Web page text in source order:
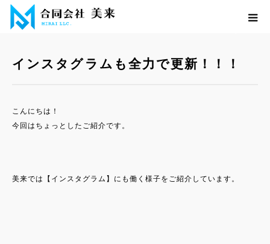
ホーム
ブログ
イベント
インスタグラムも全力で更新！！！
こんにちは！
今回はちょっとしたご紹介です。
美来では【インスタグラム】にも働く様子をご紹介しています。